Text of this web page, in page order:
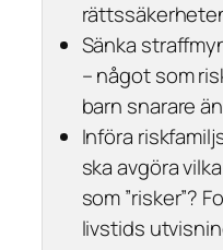
Sänka
– något som
barn snarare
Införa
ska avgöra
som ”risker”?
livstids